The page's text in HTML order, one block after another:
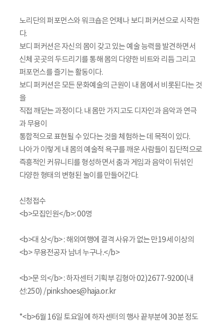
노리단의 퍼포먼스와 워크숍은 언제나 보디 퍼커션으로 시작한
다.
보디 퍼커션은 자신의 몸이 갖고 있는 예술 능력을 발견하면서
신체 곳곳의 두드리기를 통해 몸의 다양한 비트와 리듬 그리고
퍼포먼스를 즐기는 활동이다.
보디 퍼커션은 모든 문화예술의 근원이 내 몸에서 비롯된다는 것
을
직접 깨닫는 과정이다. 내 몸만 가지고도 디자인과 음악과 연극
과 무용이
통합적으로 표현될 수 있다는 것을 체험하는 데 목적이 있다.
나아가 이렇게 내 몸의 예술적 욕구를 깨운 사람들이 집단적으로
즉흥적인 커뮤니티를 형성하면서 춤과 게임과 음악이 뒤섞인
다양한 형태의 변형된 놀이를 만들어간다.
신청접수
<b>모집인원</b>: 00명
<b>대 상</b> : 해외여행에 결격 사유가 없는 만19세 이상의
<b> 무용전공자 남녀 누구나.</b>
<b>문 의</b> : 하자센터 기획부 김형아 02)2677-9200(내
선:250) /pinkshoes@haja.or.kr
*<b>6월 16일 토요일에 하자센터의 행사 끝부분에 30분 정도